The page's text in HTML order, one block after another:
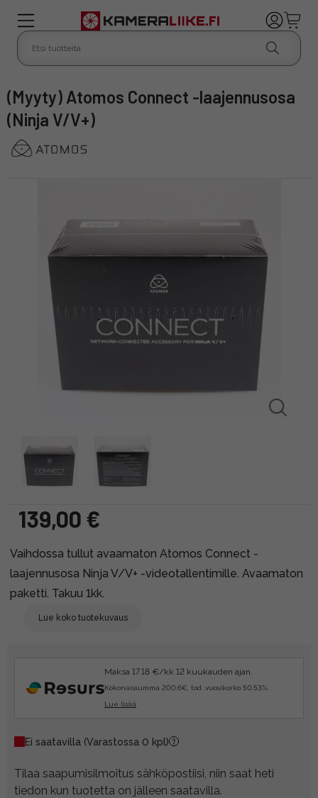
(Myyty) Atomos Connect -laajennusosa
(Ninja V/V+)
139,00 €
Vaihdossa tullut avaamaton Atomos Connect -
laajennusosa Ninja V/V+ -videotallentimille. Avaamaton
paketti. Takuu 1kk.
Lue koko tuotekuvaus
Maksa 17.18 €/kk 12 kuukauden ajan.
Kokonaissumma 200.6€, tod. vuosikorko 50.53%.
Lue lisää
Ei saatavilla (Varastossa 0 kpl)
Tilaa saapumisilmoitus sähköpostiisi, niin saat heti
tiedon kun tuotetta on jälleen saatavilla.